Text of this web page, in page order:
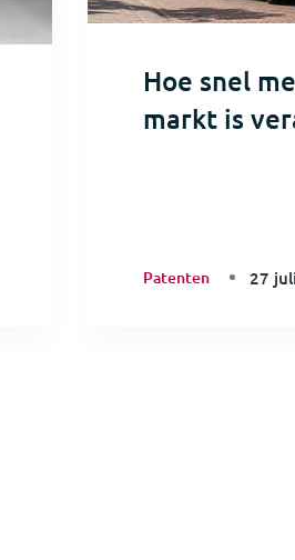
Hoe snel
markt is
Patenten 27